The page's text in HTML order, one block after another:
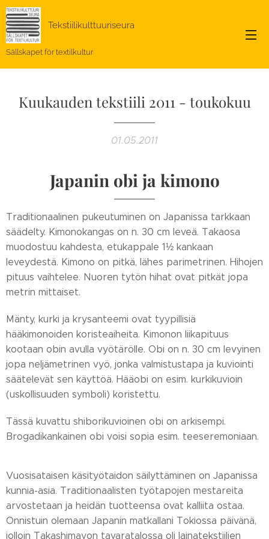
Tekstiilikulttuuriseura
Sällskapet för textilkultur
Kuukauden tekstiili 2011 - toukokuu
01.05.2011
Japanin obi ja kimono
Traditionaalinen pukeutuminen on Japanissa tarkkaan
säädelty. Kimonokangas on n. 30 cm leveä. Takaosa
muodostuu kahdesta, etukappale 1½ kankaan
leveydestä. Kimono on pitkä, lähes parimetrinen. Hihojen
pituus vaihtelee. Nuoren tytön hihat ovat pitkät jopa
metrin mittaiset.
Mänty, kurki ja krysanteemi ovat tyypillisiä
hääkimonoiden koristeaiheita. Kimonon liikapituus
kootaan obin avulla vyötärölle. Obi on n. 30 cm levyinen
jopa neljämetrinen vyö, jonka valmistustapa ja kuviointi
säätelevät sen käyttöä. Hääobi on esim. kurkikuvioin
(uskollisuuden symboli) koristettu.
Tässä kuvattu shiborikuvioinen obi on arkisempi.
Brogadikankainen obi voisi sopia esim. teeseremoniaan.
Vuosisataisen käsityötaidon säilyttäminen on Japanissa
kunnia-asia. Traditionaalisten työtapojen mestareita
arvostetaan ja heidän tuotteensa ovat kalliita ostaa.
Onnistuin olemaan Japanin matkallani Tokiossa päivänä,
jolloin Takashimayon tavaratalossa oli lainatekstiilien